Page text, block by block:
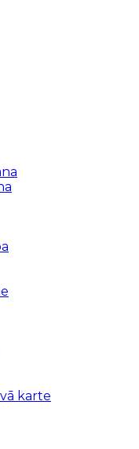
karte